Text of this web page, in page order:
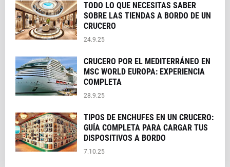
TODO LO QUE NECESITAS SABER
SOBRE LAS TIENDAS A BORDO DE UN
CRUCERO
24.9.25
CRUCERO POR EL MEDITERRÁNEO EN
MSC WORLD EUROPA: EXPERIENCIA
COMPLETA
28.9.25
TIPOS DE ENCHUFES EN UN CRUCERO:
GUÍA COMPLETA PARA CARGAR TUS
DISPOSITIVOS A BORDO
7.10.25